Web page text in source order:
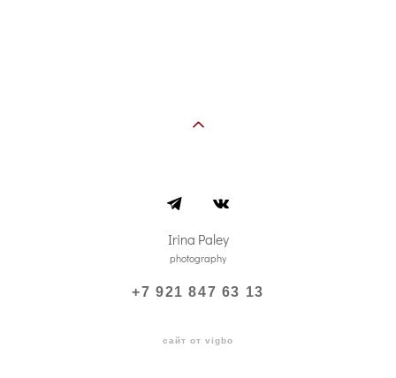
Irina Paley
photography
+7 921 847 63 13
сайт от vigbo